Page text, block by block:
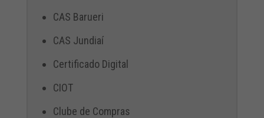
CAS Barueri
CAS Jundiaí
Certificado Digital
CIOT
Clube de Compras